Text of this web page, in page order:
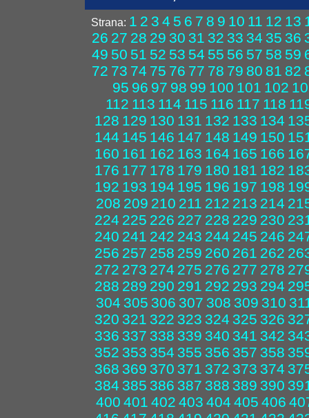
Strana: 1 2 3 4 5 6 7 8 9 10 11 12 13
26 27 28 29 30 31 32 33 34 35 36
49 50 51 52 53 54 55 56 57 58 59
72 73 74 75 76 77 78 79 80 81 82
95 96 97 98 99 100 101 102
112 113 114 115 116 117 118
128 129 130 131 132 133 134
144 145 146 147 148 149 150
160 161 162 163 164 165 166
176 177 178 179 180 181 182
192 193 194 195 196 197 198
208 209 210 211 212 213 214
224 225 226 227 228 229 230
240 241 242 243 244 245 246
256 257 258 259 260 261 262
272 273 274 275 276 277 278
288 289 290 291 292 293 294
304 305 306 307 308 309 310
320 321 322 323 324 325 326
336 337 338 339 340 341 342
352 353 354 355 356 357 358
368 369 370 371 372 373 374
384 385 386 387 388 389 390
400 401 402 403 404 405 406